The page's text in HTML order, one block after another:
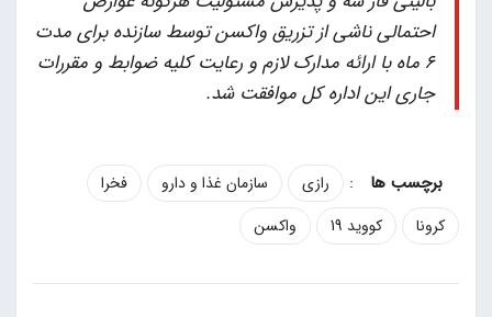
احتمالی ناشی از تزریق واکسن توسط سازنده برای مدت
۶ ماه با ارائه مدارک لازم و رعایت کلیه ضوابط و مقررات
جاری این اداره کل موافقت شد.
: رازی سازمان غذا و دارو
فخرا
کرونا
کووید 19 واکسن